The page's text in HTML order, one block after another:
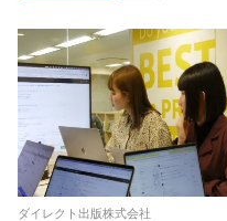
ダイレクト出版株式会社